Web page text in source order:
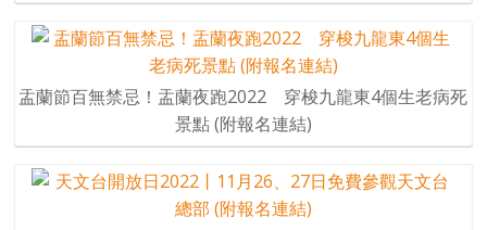
盂蘭節百無禁忌！盂蘭夜跑2022 穿梭九龍東4個生老病死
景點 (附報名連結)